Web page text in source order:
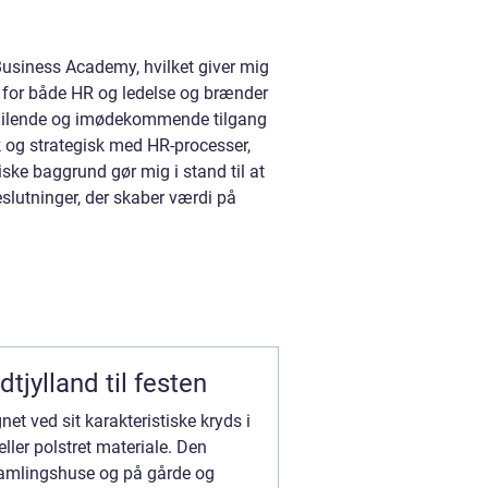
Academy, hvilket giver mig
både HR og ledelse og brænder
og imødekommende tilgang
strategisk med HR-processer,
baggrund gør mig i stand til at
der skaber værdi på
til festen
ved sit karakteristiske kryds i
polstret materiale. Den
og på gårde og